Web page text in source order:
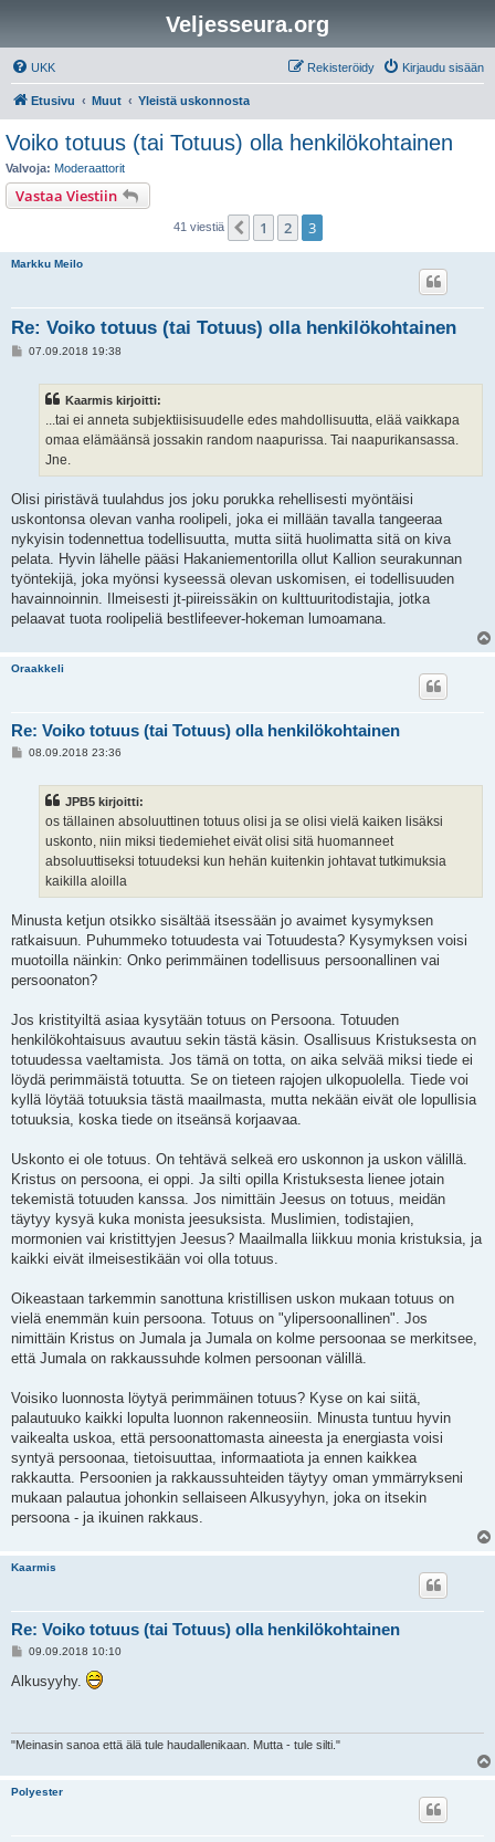
Veljesseura.org
UKK Kirjaudu sisään
Rekisteröidy
Etusivu Muut Yleistä uskonnosta
Voiko totuus (tai Totuus) olla henkilökohtainen
Valvoja: Moderaattorit
Vastaa Viestiin
41 viestiä Edellinen
1 2 3
Markku Meilo
Re: Voiko totuus (tai Totuus) olla henkilökohtainen
V07.09.2018 19:38
Kaarmis kirjoitti:
...tai ei anneta subjektiisisuudelle edes mahdollisuutta, elää vaikkapa
omaa elämäänsä jossakin random naapurissa. Tai naapurikansassa.
Jne.
Olisi piristävä tuulahdus jos joku porukka rehellisesti myöntäisi
uskontonsa olevan vanha roolipeli, joka ei millään tavalla tangeeraa
nykyisin todennettua todellisuutta, mutta siitä huolimatta sitä on kiva
pelata. Hyvin lähelle pääsi Hakaniementorilla ollut Kallion seurakunnan
työntekijä, joka myönsi kyseessä olevan uskomisen, ei todellisuuden
havainnoinnin. Ilmeisesti jt-piireissäkin on kulttuuritodistajia, jotka
pelaavat tuota roolipeliä bestlifeever-hokeman lumoamana.
Oraakkeli
Re: Voiko totuus (tai Totuus) olla henkilökohtainen
V08.09.2018 23:36
JPB5 kirjoitti:
os tällainen absoluuttinen totuus olisi ja se olisi vielä kaiken lisäksi
uskonto, niin miksi tiedemiehet eivät olisi sitä huomanneet
absoluuttiseksi totuudeksi kun hehän kuitenkin johtavat tutkimuksia
kaikilla aloilla
Minusta ketjun otsikko sisältää itsessään jo avaimet kysymyksen
ratkaisuun. Puhummeko totuudesta vai Totuudesta? Kysymyksen voisi
muotoilla näinkin: Onko perimmäinen todellisuus persoonallinen vai
persoonaton?
Jos kristityiltä asiaa kysytään totuus on Persoona. Totuuden
henkilökohtaisuus avautuu sekin tästä käsin. Osallisuus Kristuksesta on
totuudessa vaeltamista. Jos tämä on totta, on aika selvää miksi tiede ei
löydä perimmäistä totuutta. Se on tieteen rajojen ulkopuolella. Tiede voi
kyllä löytää totuuksia tästä maailmasta, mutta nekään eivät ole lopullisia
totuuksia, koska tiede on itseänsä korjaavaa.
Uskonto ei ole totuus. On tehtävä selkeä ero uskonnon ja uskon välillä.
Kristus on persoona, ei oppi. Ja silti opilla Kristuksesta lienee jotain
tekemistä totuuden kanssa. Jos nimittäin Jeesus on totuus, meidän
täytyy kysyä kuka monista jeesuksista. Muslimien, todistajien,
mormonien vai kristittyjen Jeesus? Maailmalla liikkuu monia kristuksia, ja
kaikki eivät ilmeisestikään voi olla totuus.
Oikeastaan tarkemmin sanottuna kristillisen uskon mukaan totuus on
vielä enemmän kuin persoona. Totuus on "ylipersoonallinen". Jos
nimittäin Kristus on Jumala ja Jumala on kolme persoonaa se merkitsee,
että Jumala on rakkaussuhde kolmen persoonan välillä.
Voisiko luonnosta löytyä perimmäinen totuus? Kyse on kai siitä,
palautuuko kaikki lopulta luonnon rakenneosiin. Minusta tuntuu hyvin
vaikealta uskoa, että persoonattomasta aineesta ja energiasta voisi
syntyä persoonaa, tietoisuuttaa, informaatiota ja ennen kaikkea
rakkautta. Persoonien ja rakkaussuhteiden täytyy oman ymmärrykseni
mukaan palautua johonkin sellaiseen Alkusyyhyn, joka on itsekin
persoona - ja ikuinen rakkaus.
Kaarmis
Re: Voiko totuus (tai Totuus) olla henkilökohtainen
V
e
s
09.09.2018 10:10
Alkusyyhy.
"Meinasin sanoa että älä tule haudallenikaan. Mutta - tule silti."
Polyester